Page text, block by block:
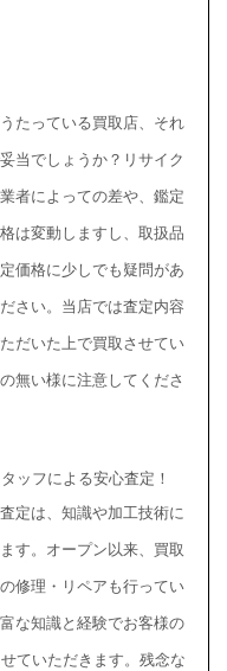
たっている買取店、それ
当でしょうか？リサイク
者によっての差や、鑑定
は変動しますし、取扱品
価格に少しでも疑問があ
さい。当店では査定内容
だいた上で買取させてい
無い様に注意してくださ
ッフによる安心査定！
定は、知識や加工技術に
す。オープン以来、買取
修理・リペアも行ってい
な知識と経験でお客様の
ていただきます。残念な